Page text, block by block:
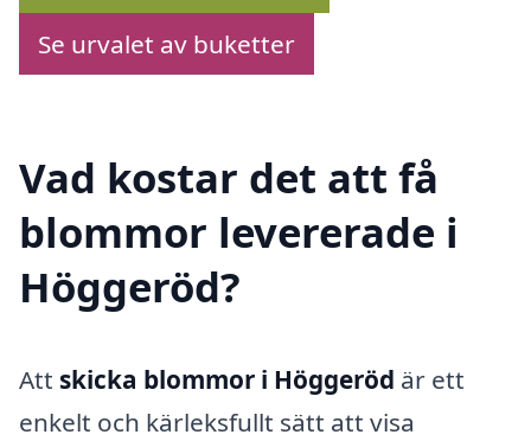
Se urvalet av buketter
Vad kostar det att få
blommor levererade i
Höggeröd?
Att skicka blommor i Höggeröd är ett
enkelt och kärleksfullt sätt att visa